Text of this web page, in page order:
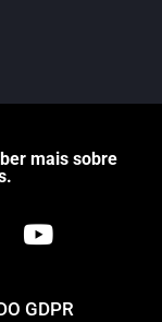
mais sobre
GDPR